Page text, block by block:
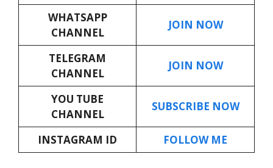
WHATSAPP
CHANNEL
JOIN NOW
TELEGRAM
CHANNEL
JOIN NOW
YOU TUBE
CHANNEL
SUBSCRIBE NOW
INSTAGRAM ID FOLLOW ME